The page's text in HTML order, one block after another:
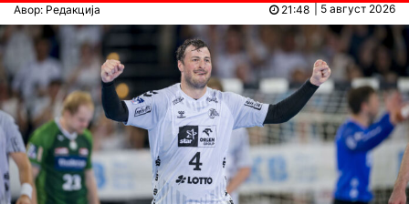
Авор: Редакција | 5 август 2026
21:48